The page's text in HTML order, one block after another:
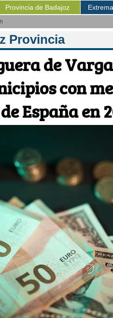
Provincia de Badajoz
Provincia
de
con
España en